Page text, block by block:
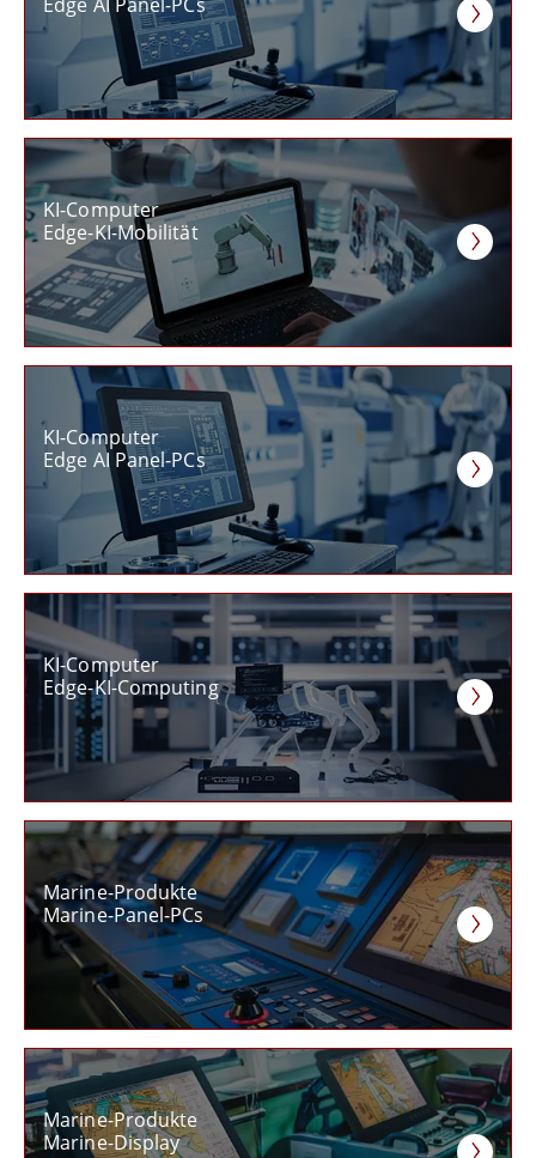
KI-Computer
Edge-KI-Mobilität
KI-Computer
Edge AI Panel-PCs
KI-Computer
Edge-KI-Computing
Marine-Produkte
Marine-Panel-PCs
Marine-Produkte
Marine-Display